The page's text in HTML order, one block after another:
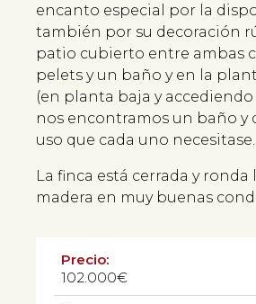
encanto especial por la
también por su decoración
patio cubierto entre ambas
pelets y un baño y en la
(en planta baja y
nos encontramos un baño y
uso que cada uno necesitase.
La finca está cerrada y
madera en muy buenas
Precio:
102.000€